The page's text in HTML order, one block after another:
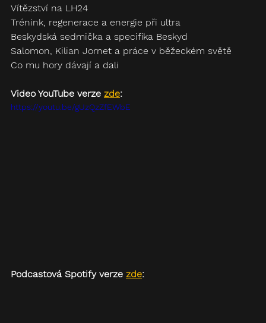
Vítězství na LH24
Trénink, regenerace a energie při ultra
Beskydská sedmička a specifika Beskyd
Salomon, Kilian Jornet a práce v běžeckém světě
Co mu hory dávají a dali
Video YouTube verze zde:
https://youtu.be/gUzQzZfEWbE
Podcastová Spotify verze zde: